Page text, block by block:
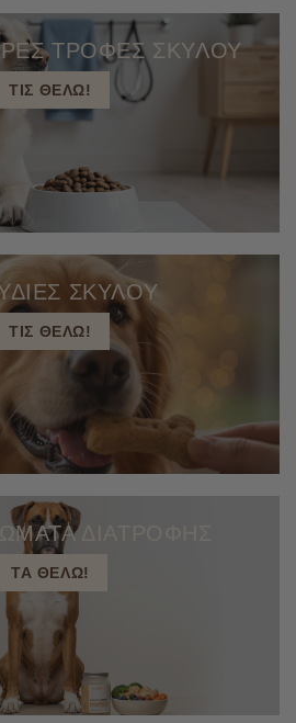
ΤΡΟΦΕΣ ΣΚΥΛΟΥ
ΤΙΣ ΘΕΛΩ!
ΣΚΥΛΟΥ
ΤΙΣ ΘΕΛΩ!
ΔΙΑΤΡΟΦΗΣ
ΤΑ ΘΕΛΩ!